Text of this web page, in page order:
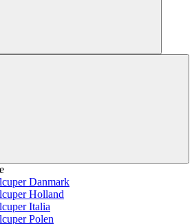
Danmark
Holland
Italia
Polen